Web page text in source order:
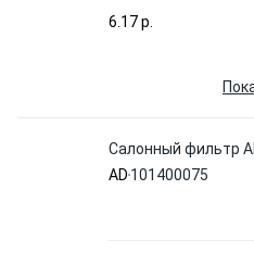
6.17 p.
Салонный фильтр
AD 101400075